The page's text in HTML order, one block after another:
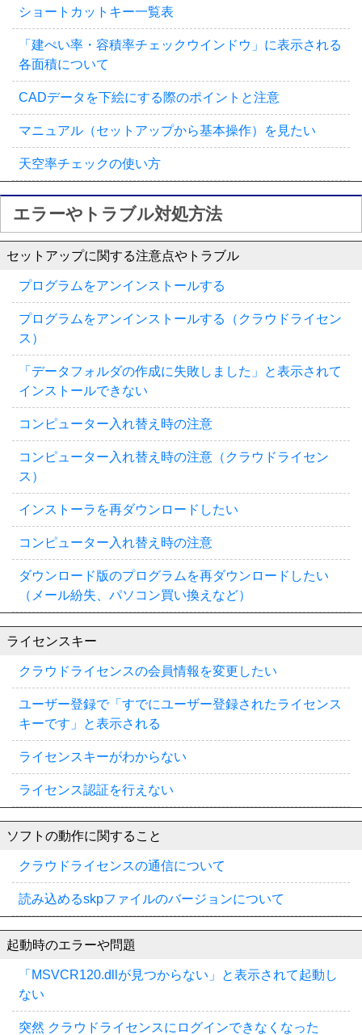
ショートカットキー一覧表
「建ぺい率・容積率チェックウインドウ」に表示される
各面積について
CADデータを下絵にする際のポイントと注意
マニュアル（セットアップから基本操作）を見たい
天空率チェックの使い方
エラーやトラブル対処方法
セットアップに関する注意点やトラブル
プログラムをアンインストールする
プログラムをアンインストールする（クラウドライセン
ス）
「データフォルダの作成に失敗しました」と表示されて
インストールできない
コンピューター入れ替え時の注意
コンピューター入れ替え時の注意（クラウドライセン
ス）
インストーラを再ダウンロードしたい
コンピューター入れ替え時の注意
ダウンロード版のプログラムを再ダウンロードしたい
（メール紛失、パソコン買い換えなど）
ライセンスキー
クラウドライセンスの会員情報を変更したい
ユーザー登録で「すでにユーザー登録されたライセンス
キーです」と表示される
ライセンスキーがわからない
ライセンス認証を行えない
ソフトの動作に関すること
クラウドライセンスの通信について
読み込めるskpファイルのバージョンについて
起動時のエラーや問題
「MSVCR120.dllが見つからない」と表示されて起動し
ない
突然 クラウドライセンスにログインできなくなった